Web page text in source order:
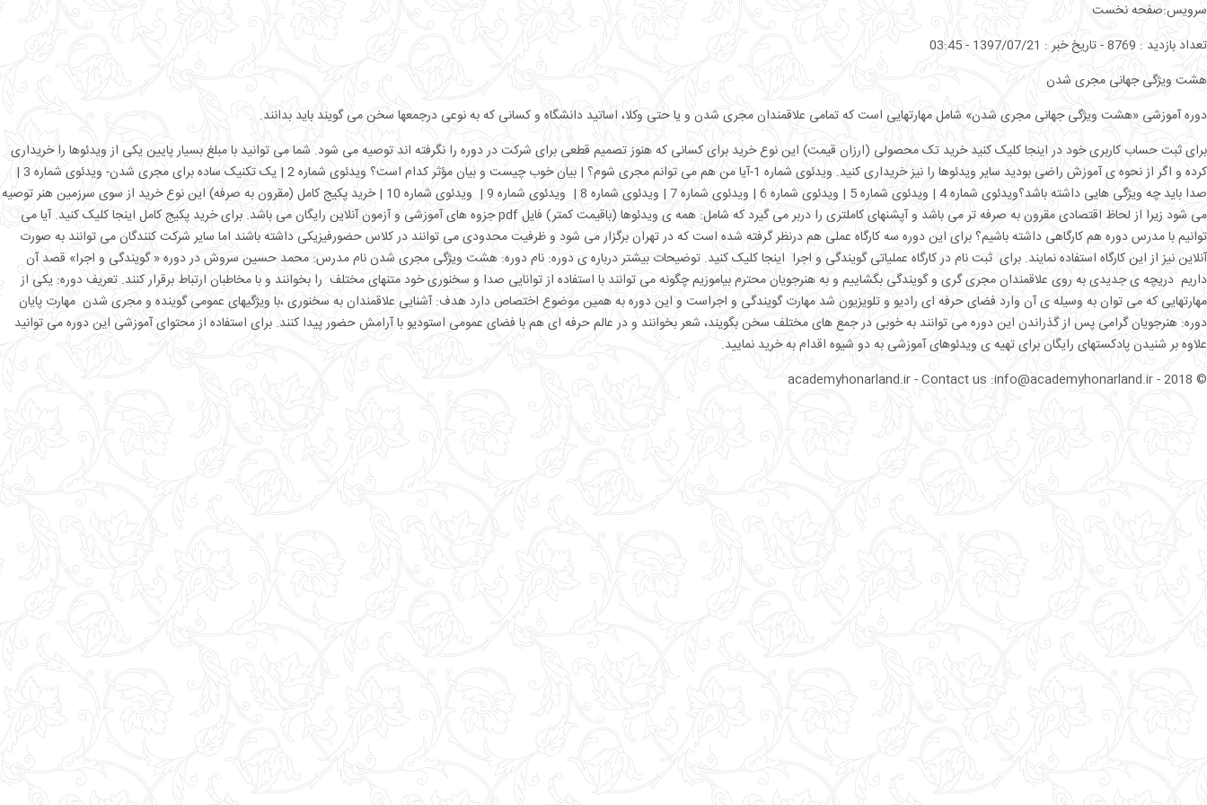
سرویس:صفحه نخست
تعداد بازدید : 8769 - تاریخ خبر : 1397/07/21 - 03:45
هشت ویژگی جهانی مجری شدن
دوره آموزشی «هشت ویژگی جهانی مجری شدن» شامل مهارتهایی است که تمامی علاقمندان مجری شدن و یا حتی وکلا، اساتید دانشگاه و کسانی که به نوعی درجمعها سخن می گویند باید بدانند.
برای ثبت حساب کاربری خود در اینجا کلیک کنید خرید تک محصولی (ارزان قیمت) این نوع خرید برای کسانی که هنوز تصمیم قطعی برای شرکت در دوره را نگرفته اند توصیه می شود. شما می توانید با مبلغ بسیار پایین یکی از ویدئوها را خریداری
کرده و اگر از نحوه ی آموزش راضی بودید سایر ویدئوها را نیز خریداری کنید. ویدئوی شماره 1-آیا من هم می توانم مجری شوم؟ | بیان خوب چیست و بیان مؤثر کدام است؟ ویدئوی شماره 2 | یک تکنیک ساده برای مجری شدن- ویدئوی شماره 3 |
صدا باید چه ویژگی هایی داشته باشد؟ویدئوی شماره 4 | ویدئوی شماره 5 | ویدئوی شماره 6 | ویدئوی شماره 7 | ویدئوی شماره 8 | ویدئوی شماره 9 | ویدئوی شماره 10 | خرید پکیج کامل (مقرون به صرفه) این نوع خرید از سوی سرزمین هنر توصیه
می شود زیرا از لحاظ اقتصادی مقرون به صرفه تر می باشد و آپشنهای کاملتری را دربر می گیرد که شامل: همه ی ویدئوها (باقیمت کمتر) فایل pdf جزوه های آموزشی و آزمون آنلاین رایگان می باشد. برای خرید پکیج کامل اینجا کلیک کنید. آیا می
توانیم با مدرس دوره هم کارگاهی داشته باشیم؟ برای این دوره سه کارگاه عملی هم درنظر گرفته شده است که در تهران برگزار می شود و ظرفیت محدودی می توانند در کلاس حضورفیزیکی داشته باشند اما سایر شرکت کنندگان می توانند به صورت
آنلاین نیز از این کارگاه استفاده نمایند. برای ثبت نام در کارگاه عملیاتی گویندگی و اجرا اینجا کلیک کنید. توضیحات بیشتر درباره ی دوره: نام دوره: هشت ویژگی مجری شدن نام مدرس: محمد حسین سروش در دوره « گویندگی و اجرا» قصد آن
داریم دریچه ی جدیدی به روی علاقمندان مجری گری و گویندگی بگشاییم و به هنرجویان محترم بیاموزیم چگونه می توانند با استفاده از توانایی صدا و سخنوری خود متنهای مختلف را بخوانند و با مخاطبان ارتباط برقرار کنند. تعریف دوره: یکی از
مهارتهایی که می توان به وسیله ی آن وارد فضای حرفه ای رادیو و تلویزیون شد مهارت گویندگی و اجراست و این دوره به همین موضوع اختصاص دارد هدف: آشنایی علاقمندان به سخنوری ،با ویژگیهای عمومی گوینده و مجری شدن مهارت پایان
دوره: هنرجویان گرامی پس از گذراندن این دوره می توانند به خوبی در جمع های مختلف سخن بگویند، شعر بخوانند و در عالم حرفه ای هم با فضای عمومی استودیو با آرامش حضور پیدا کنند. برای استفاده از محتوای آموزشی این دوره می توانید
علاوه بر شنیدن پادکستهای رایگان برای تهیه ی ویدئوهای آموزشی به دو شیوه اقدام به خرید نمایید.
© 2018 - academyhonarland.ir - Contact us :info@academyhonarland.ir